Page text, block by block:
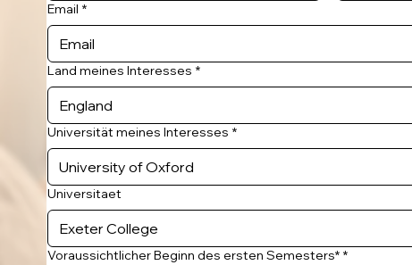
Email *
Land meines Interesses *
Universität meines Interesses *
Universitaet
Voraussichtlicher Beginn des ersten Semesters* *